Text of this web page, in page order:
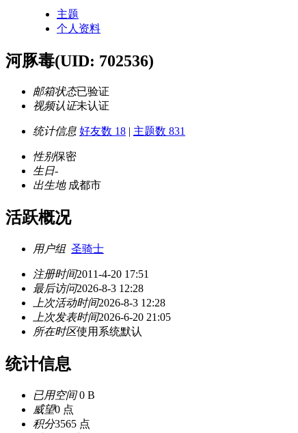
主题
个人资料
河豚毒(UID: 702536)
邮箱状态已验证
视频认证未认证
统计信息 好友数 18 | 主题数 831
性别保密
生日-
出生地成都市
活跃概况
用户组 圣骑士
注册时间2011-4-20 17:51
最后访问2026-8-3 12:28
上次活动时间2026-8-3 12:28
上次发表时间2026-6-20 21:05
所在时区使用系统默认
统计信息
已用空间0 B
威望0 点
积分3565 点